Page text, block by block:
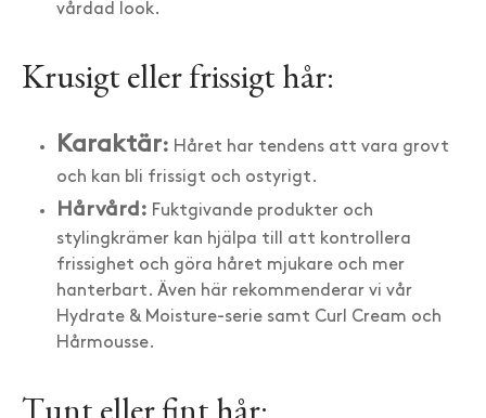
vårdad look.
Krusigt eller frissigt hår:
Karaktär: Håret har tendens att vara grovt
och kan bli frissigt och ostyrigt.
Hårvård: Fuktgivande produkter och
stylingkrämer kan hjälpa till att kontrollera
frissighet och göra håret mjukare och mer
hanterbart. Även här rekommenderar vi vår
Hydrate & Moisture-serie samt Curl Cream och
Hårmousse.
Tunt eller fint hår: